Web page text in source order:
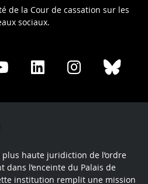
de la Cour de cassation sur les
sociaux.
Share
Youtube
Share
LinkedIn
Share
Instagram
plus haute juridiction de l’ordre
dans l’enceinte du Palais de
institution remplit une mission